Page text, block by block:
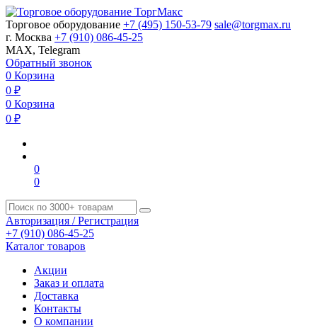
Торговое оборудование +7 (495) 150-53-79 sale@torgmax.ru
г. Москва +7 (910) 086-45-25
MAX, Telegram
Обратный звонок
0 Корзина
0 ₽
0 Корзина
0 ₽
0
0
Авторизация / Регистрация
+7 (910) 086-45-25
Каталог товаров
Акции
Заказ и оплата
Доставка
Контакты
О компании